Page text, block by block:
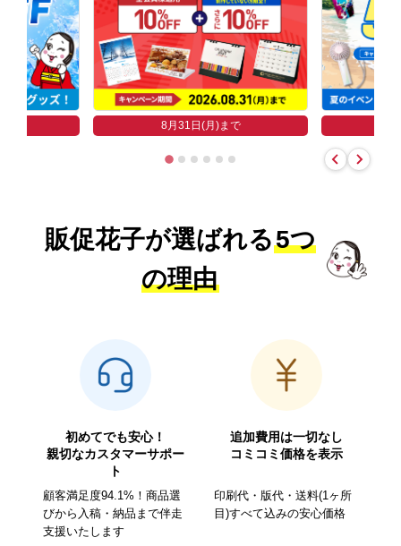
8月31日(月)まで
販促花子が選ばれる5つ
の理由
初めてでも安心！
親切なカスタマーサポー
ト
顧客満足度94.1%！商品選
びから入稿・納品まで伴走
支援いたします
追加費用は一切なし
コミコミ価格を表示
印刷代・版代・送料(1ヶ所
目)すべて込みの安心価格